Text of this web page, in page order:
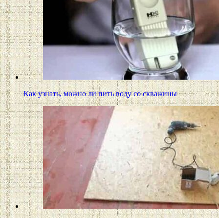
Как узнать, можно ли пить воду со скважины